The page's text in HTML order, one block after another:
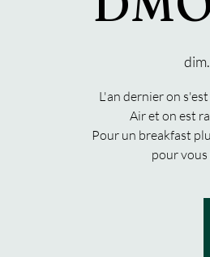
L'an dernier on
Air et on est
Pour un breakfast
pour vous